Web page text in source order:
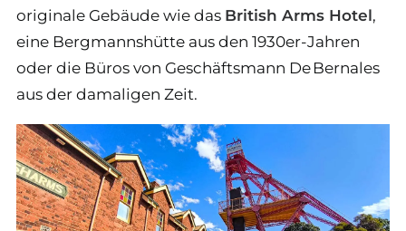
originale Gebäude wie das British Arms Hotel,
eine Bergmannshütte aus den 1930er-Jahren
oder die Büros von Geschäftsmann De Bernales
aus der damaligen Zeit.